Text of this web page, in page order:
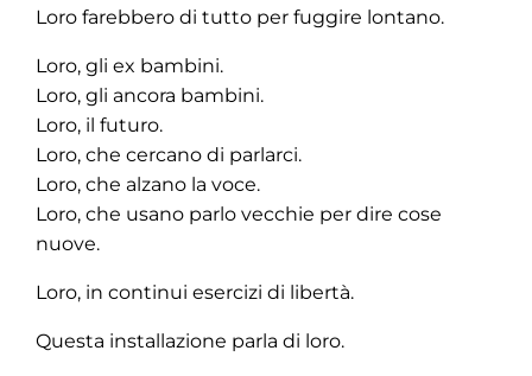
Loro farebbero di tutto per fuggire lontano.
Loro, gli ex bambini.
Loro, gli ancora bambini.
Loro, il futuro.
Loro, che cercano di parlarci.
Loro, che alzano la voce.
Loro, che usano parlo vecchie per dire cose
nuove.
Loro, in continui esercizi di libertà.
Questa installazione parla di loro.